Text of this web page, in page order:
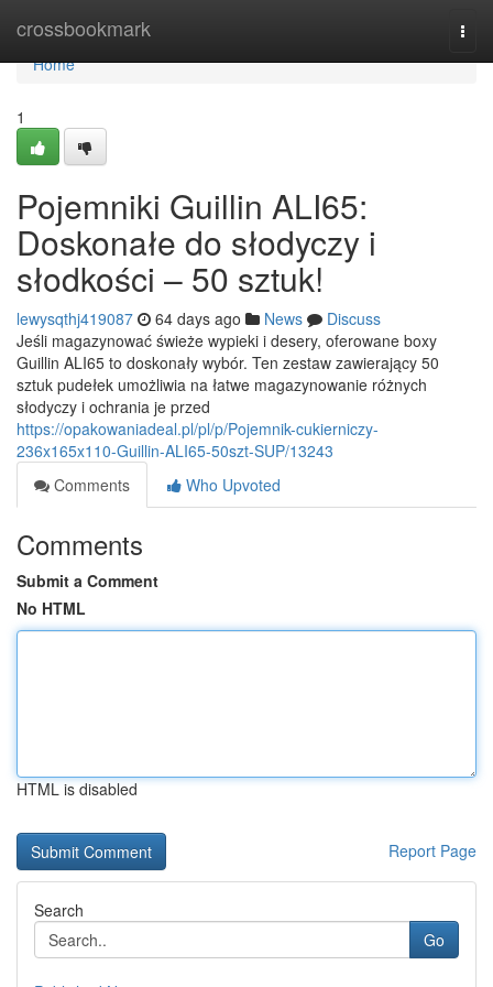
crossbookmark
Home
Home
1
Pojemniki Guillin ALI65:
Doskonałe do słodyczy i
słodkości – 50 sztuk!
lewysqthj419087 64 days ago News
Discuss
Jeśli magazynować świeże wypieki i desery, oferowane boxy
Guillin ALI65 to doskonały wybór. Ten zestaw zawierający 50
sztuk pudełek umożliwia na łatwe magazynowanie różnych
słodyczy i ochrania je przed
https://opakowaniadeal.pl/pl/p/Pojemnik-cukierniczy-
236x165x110-Guillin-ALI65-50szt-SUP/13243
Comments
Who Upvoted
Comments
Submit a Comment
No HTML
HTML is disabled
Report Page
Search
Go